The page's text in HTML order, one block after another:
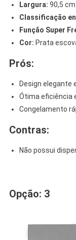
Largura: 90,5 cm
Classificação
Função Super
Cor: Prata
Prós:
Design elegante
Ótima eficiência
Congelamento
Contras:
Não possui
Opção: 3